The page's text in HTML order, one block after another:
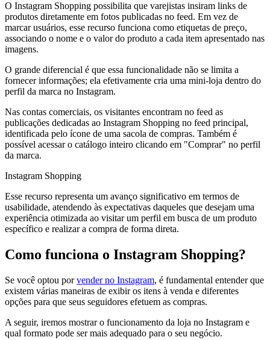
O Instagram Shopping possibilita que varejistas insiram links de
produtos diretamente em fotos publicadas no feed. Em vez de
marcar usuários, esse recurso funciona como etiquetas de preço,
associando o nome e o valor do produto a cada item apresentado nas
imagens.
O grande diferencial é que essa funcionalidade não se limita a
fornecer informações; ela efetivamente cria uma mini-loja dentro do
perfil da marca no Instagram.
Nas contas comerciais, os visitantes encontram no feed as
publicações dedicadas ao Instagram Shopping no feed principal,
identificada pelo ícone de uma sacola de compras. Também é
possível acessar o catálogo inteiro clicando em "Comprar" no perfil
da marca.
Instagram Shopping
Esse recurso representa um avanço significativo em termos de
usabilidade, atendendo às expectativas daqueles que desejam uma
experiência otimizada ao visitar um perfil em busca de um produto
específico e realizar a compra de forma direta.
Como funciona o Instagram Shopping?
Se você optou porvender no Instagram, é fundamental entender que
existem várias maneiras de exibir os itens à venda e diferentes
opções para que seus seguidores efetuem as compras.
A seguir, iremos mostrar o funcionamento da loja no Instagram e
qual formato pode ser mais adequado para o seu negócio.